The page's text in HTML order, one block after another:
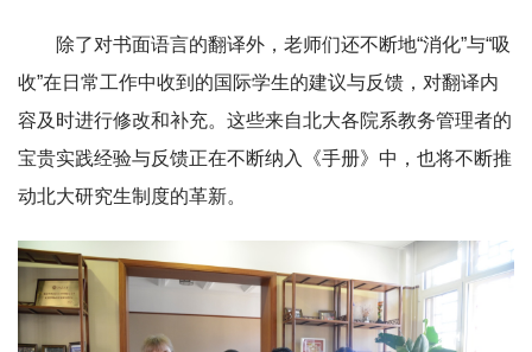
除了对书面语言的翻译外，老师们还不断地“消化”与“吸
收”在日常工作中收到的国际学生的建议与反馈，对翻译内
容及时进行修改和补充。这些来自北大各院系教务管理者的
宝贵实践经验与反馈正在不断纳入《手册》中，也将不断推
动北大研究生制度的革新。